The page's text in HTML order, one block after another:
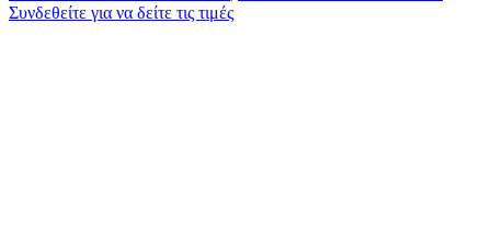
Συνδεθείτε για να δείτε τις τιμές